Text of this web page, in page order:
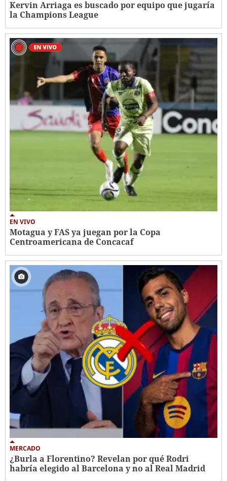
Kervin Arriaga es buscado por equipo que jugaría
la Champions League
EN VIVO
Motagua y FAS ya juegan por la Copa
Centroamericana de Concacaf
MERCADO
¿Burla a Florentino? Revelan por qué Rodri
habría elegido al Barcelona y no al Real Madrid